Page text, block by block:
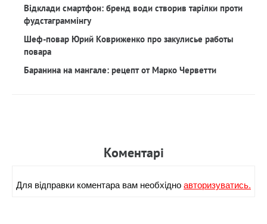
Відклади смартфон: бренд води створив тарілки проти
фудстаграммінгу
Шеф-повар Юрий Ковриженко про закулисье работы
повара
Баранина на мангале: рецепт от Марко Черветти
Коментарi
Для вiдправки коментара вам необхiдноавторизуватись.